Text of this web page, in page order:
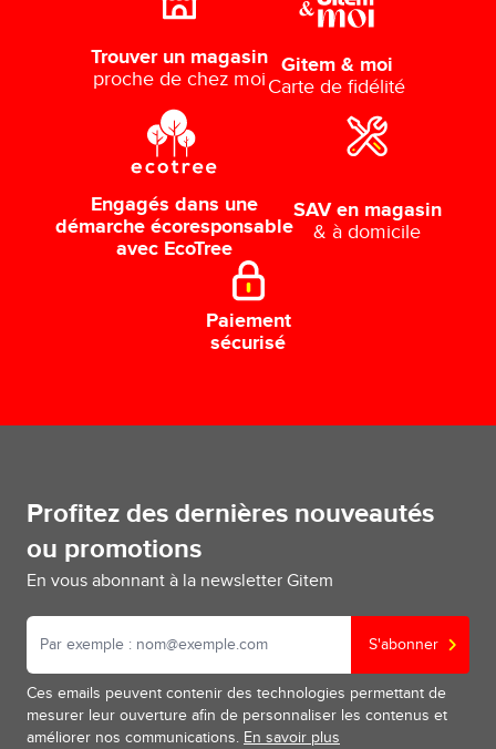
Trouver un magasin
proche de chez moi
Gitem & moi
Carte de fidélité
Engagés dans une
démarche écoresponsable
avec EcoTree
SAV en magasin
& à domicile
Paiement
sécurisé
Profitez des dernières nouveautés
ou promotions
En vous abonnant à la newsletter Gitem
S'abonner
Ces emails peuvent contenir des technologies permettant de
mesurer leur ouverture afin de personnaliser les contenus et
améliorer nos communications. En savoir plus